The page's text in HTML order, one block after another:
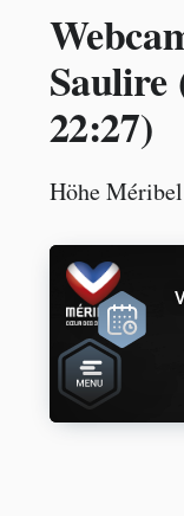
Saulire
22:27)
Höhe